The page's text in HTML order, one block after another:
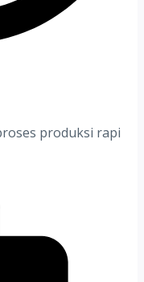
produksi rapi